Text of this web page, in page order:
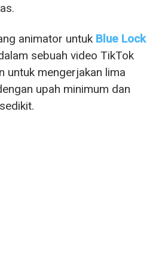
animator untuk Blue Lock
sebuah video TikTok
untuk mengerjakan lima
upah minimum dan